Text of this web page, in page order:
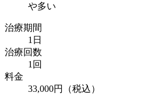
や多い
治療期間
1日
治療回数
1回
料金
33,000円（税込）